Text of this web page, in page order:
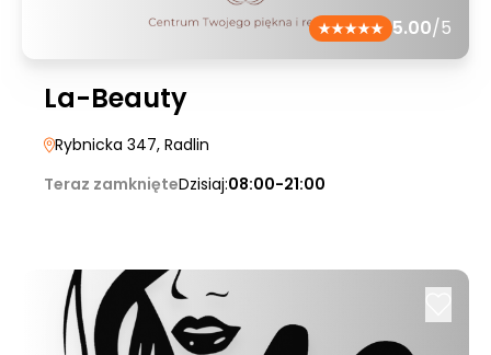
5.00/5
La-Beauty
Rybnicka 347, Radlin
Teraz zamknięteDzisiaj:08:00-21:00